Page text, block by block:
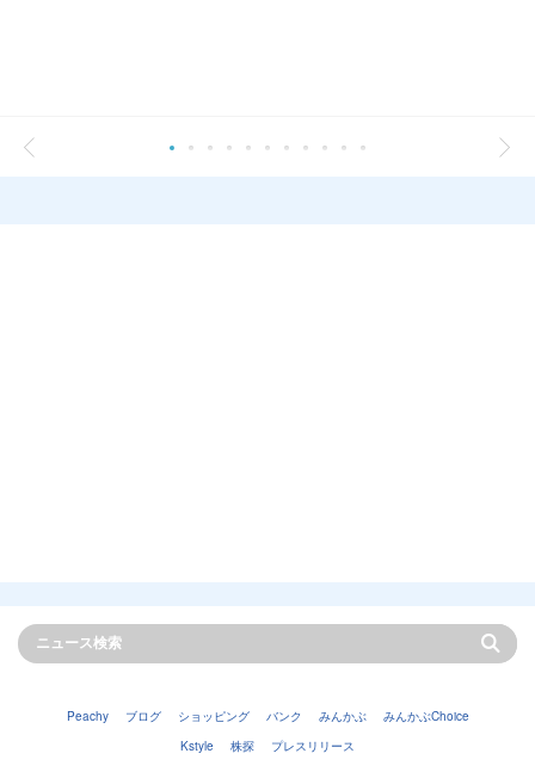
Peachy ブログ ショッピング バンク みんかぶ
みんかぶChoice
Kstyle
株探 プレスリリース